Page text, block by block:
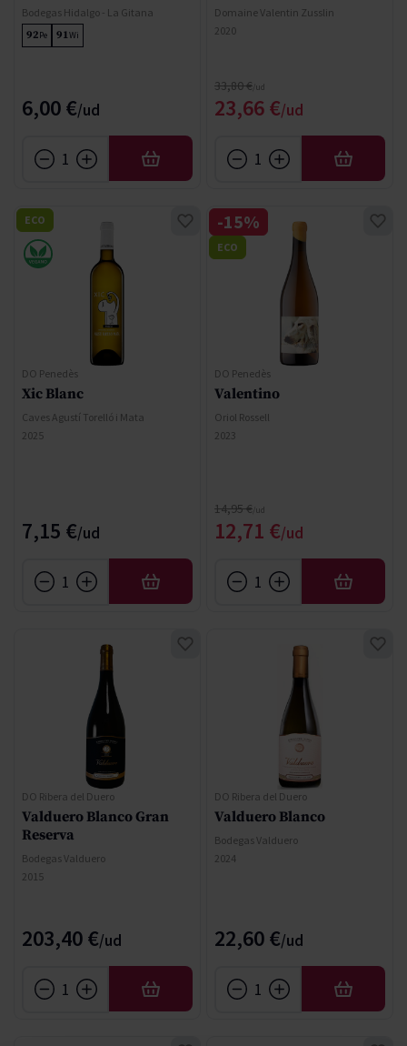
Bodegas Hidalgo - La Gitana
92Pe 91Wi
6,00 €
AFEGIR
Domaine Valentin Zusslin
2020
Special Price
23,66 €
Regular Price
33,80 €
AFEGIR
DO Penedès
Xic Blanc
Caves Agustí Torelló i Mata
2025
7,15 €
ECO
AFEGIR
DO Penedès
Valentino
Oriol Rossell
2023
Special Price
12,71 €
Regular Price
14,95 €
-15%
ECO
AFEGIR
DO Ribera del Duero
Valduero Blanco Gran
Reserva
Bodegas Valduero
2015
203,40 €
AFEGIR
DO Ribera del Duero
Valduero Blanco
Bodegas Valduero
2024
22,60 €
AFEGIR